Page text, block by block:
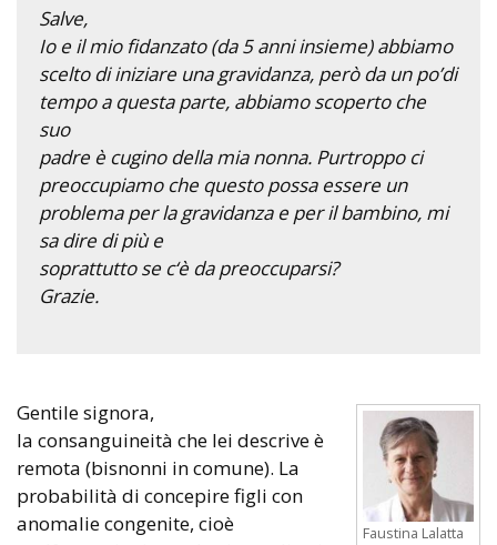
Salve,
Io e il mio fidanzato (da 5 anni insieme) abbiamo
scelto di iniziare una gravidanza, però da un po’di
tempo a questa parte, abbiamo scoperto che
suo
padre è cugino della mia nonna. Purtroppo ci
preoccupiamo che questo possa essere un
problema per la gravidanza e per il bambino, mi
sa dire di più e
soprattutto se c‘è da preoccuparsi?
Grazie.
Faustina Lalatta
Gentile signora,
la consanguineità che lei descrive è
remota (bisnonni in comune). La
probabilità di concepire figli con
anomalie congenite, cioè